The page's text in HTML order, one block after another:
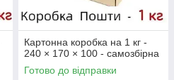
Картонна коробка на 1 кг -
240 × 170 × 100 - самозбірна
Готово до відправки